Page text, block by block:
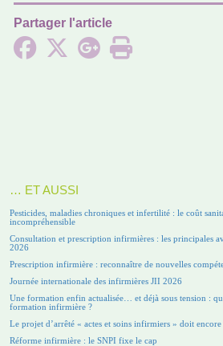
Partager l'article
… ET AUSSI
Pesticides, maladies chroniques et infertilité : le coût
incompréhensible
Consultation et prescription infirmières : les principales
2026
Prescription infirmière : reconnaître de nouvelles
Journée internationale des infirmières JII 2026
Une formation enfin actualisée… et déjà sous tension :
formation infirmière ?
Le projet d’arrêté « actes et soins infirmiers » doit
Réforme infirmière : le SNPI fixe le cap